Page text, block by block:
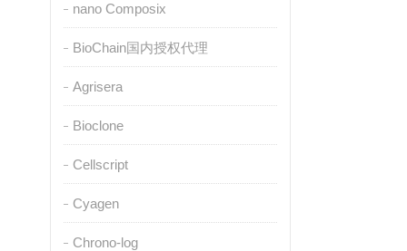
nano Composix
BioChain国内授权代理
Agrisera
Bioclone
Cellscript
Cyagen
Chrono-log